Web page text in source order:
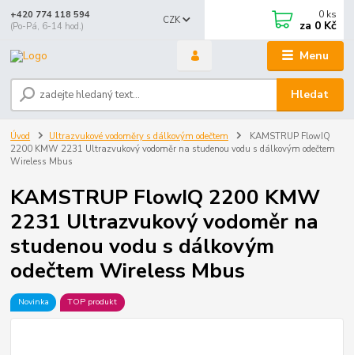
Menu
CZK
Hledat
+420 774 118 594
(Po-Pá, 6-14 hod.)
0 ks
za 0 Kč
Úvod Ultrazvukové vodoměry s dálkovým odečtem
KAMSTRUP FlowIQ
2200 KMW 2231 Ultrazvukový vodoměr na studenou vodu s dálkovým odečtem
Wireless Mbus
KAMSTRUP FlowIQ 2200 KMW
2231 Ultrazvukový vodoměr na
studenou vodu s dálkovým
odečtem Wireless Mbus
Novinka TOP produkt